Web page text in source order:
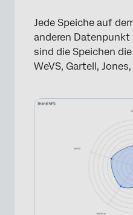
Jede Speiche auf
anderen Datenpunkt
sind die Speichen
WeVS, Gartell,